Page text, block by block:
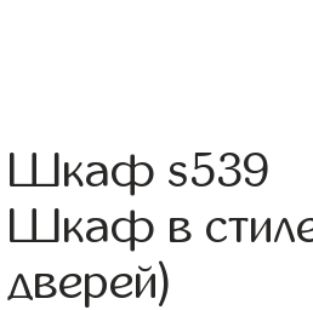
Шкаф s539
Шкаф в
дверей)